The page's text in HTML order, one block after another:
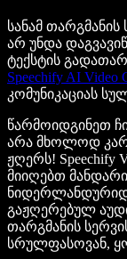
სანამ თარგმანის
არ უნდა
ტექსტის
Speechify AI Video
კომუნიკაციას
წარმოიდგინეთ
არა მხოლოდ
ჟღერს! Speechify
მიიღებთ
გაჟღერებულ
თარგმანის
სრულფასოვან,